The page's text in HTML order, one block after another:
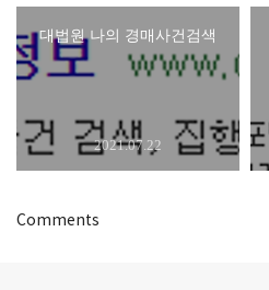
대법원 나의 경매사건검색
2021.07.22
Comments